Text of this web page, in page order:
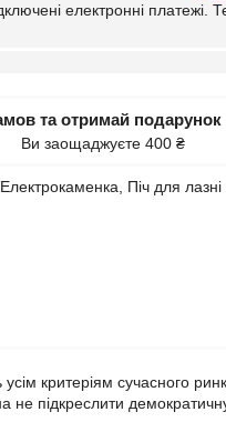
електронні
та отримай подарунок
Ви заощаджуєте 400 ₴
Піч для
усім критеріям сучасного
підкреслити демократичну